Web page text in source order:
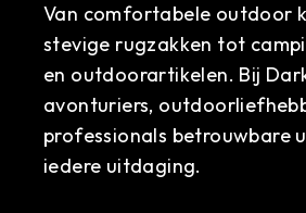
Van comfortabele outdoor
stevige rugzakken tot
en outdoorartikelen. Bij
avonturiers,
professionals betrouwbare
iedere uitdaging.